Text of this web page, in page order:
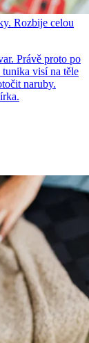
Rozbije celou
Právě proto po
tunika visí na těle
naruby.